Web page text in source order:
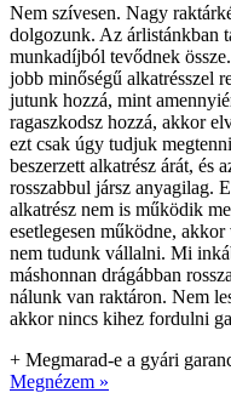
Nem szívesen. Nagy
dolgozunk. Az árlistánkban
munkadíjból tevődnek
jobb minőségű alkatrésszel
jutunk hozzá, mint
ragaszkodsz hozzá, akkor
ezt csak úgy tudjuk
beszerzett alkatrész árát, és
rosszabbul jársz anyagilag.
alkatrész nem is működik
esetlegesen működne,
nem tudunk vállalni. Mi
máshonnan drágábban
nálunk van raktáron. Nem
akkor nincs kihez fordulni
+ Megmarad-e a gyári
Megnézem »